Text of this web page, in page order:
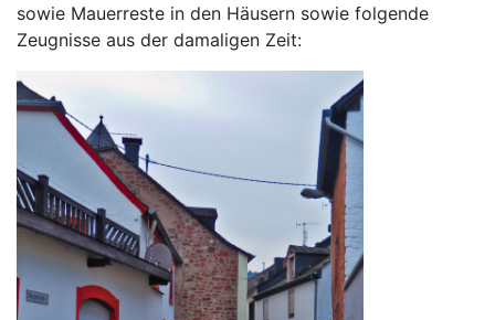
sowie Mauerreste in den Häusern sowie folgende
Zeugnisse aus der damaligen Zeit: